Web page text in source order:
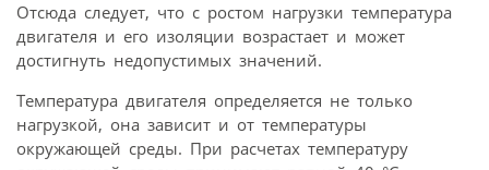
Отсюда следует, что с ростом нагрузки температура
двигателя и его изоляции возрастает и может
достигнуть недопустимых значений.
Температура двигателя определяется не только
нагрузкой, она зависит и от температуры
окружающей среды. При расчетах температуру